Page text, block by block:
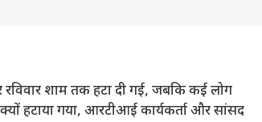
शाम तक हटा दी गई, जबकि कई लोग
हटाया गया, आरटीआई कार्यकर्ता और सांसद